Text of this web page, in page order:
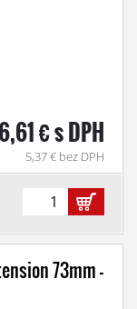
6,61 € s DPH
5,37 € bez DPH
73mm -